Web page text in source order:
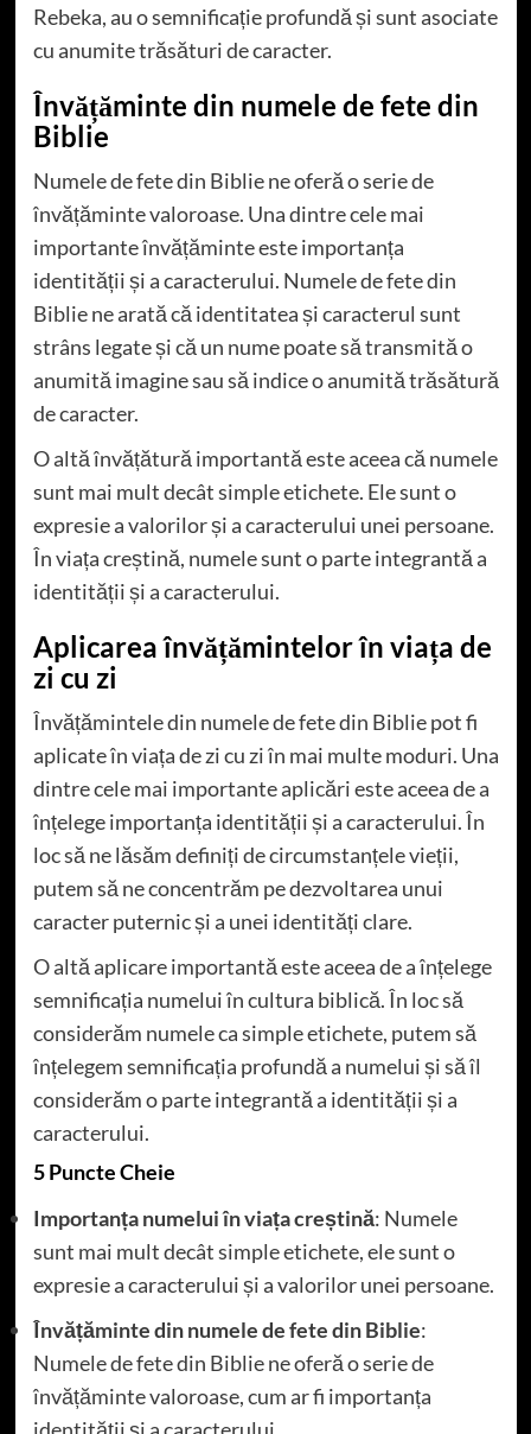
Rebeka, au o semnificație profundă și sunt asociate
cu anumite trăsături de caracter.
Învățăminte din numele de fete din
Biblie
Numele de fete din Biblie ne oferă o serie de
învățăminte valoroase. Una dintre cele mai
importante învățăminte este importanța
identității și a caracterului. Numele de fete din
Biblie ne arată că identitatea și caracterul sunt
strâns legate și că un nume poate să transmită o
anumită imagine sau să indice o anumită trăsătură
de caracter.
O altă învățătură importantă este aceea că numele
sunt mai mult decât simple etichete. Ele sunt o
expresie a valorilor și a caracterului unei persoane.
În viața creștină, numele sunt o parte integrantă a
identității și a caracterului.
Aplicarea învățămintelor în viața de
zi cu zi
Învățămintele din numele de fete din Biblie pot fi
aplicate în viața de zi cu zi în mai multe moduri. Una
dintre cele mai importante aplicări este aceea de a
înțelege importanța identității și a caracterului. În
loc să ne lăsăm definiți de circumstanțele vieții,
putem să ne concentrăm pe dezvoltarea unui
caracter puternic și a unei identități clare.
O altă aplicare importantă este aceea de a înțelege
semnificația numelui în cultura biblică. În loc să
considerăm numele ca simple etichete, putem să
înțelegem semnificația profundă a numelui și să îl
considerăm o parte integrantă a identității și a
caracterului.
5 Puncte Cheie
Importanța numelui în viața creștină: Numele
sunt mai mult decât simple etichete, ele sunt o
expresie a caracterului și a valorilor unei persoane.
Învățăminte din numele de fete din Biblie:
Numele de fete din Biblie ne oferă o serie de
învățăminte valoroase, cum ar fi importanța